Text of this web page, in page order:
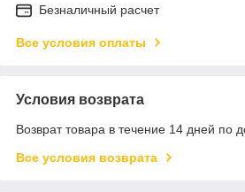
Безналичный расчет
Все условия оплаты
Условия возврата
Возврат товара в течение 14 дней по
Все условия возврата